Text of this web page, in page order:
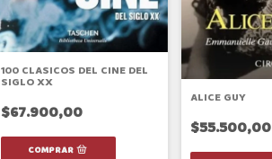
100 CLASICOS DEL CINE DEL
SIGLO XX
$67.900,00
ALICE GUY
$55.500,00